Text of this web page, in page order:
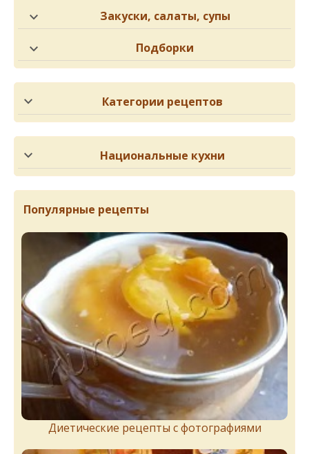
Закуски, салаты, супы
Подборки
Категории рецептов
Национальные кухни
Популярные рецепты
Диетические рецепты с фотографиями